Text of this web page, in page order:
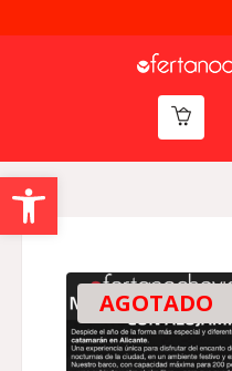
Abrir barra
AGOTADO